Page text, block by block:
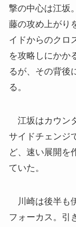
撃の中心は江坂
藤の攻め上がり
イドからのクロ
を攻略しにかか
るが、その背後
る。
江坂はカウン
サイドチェンジ
ど、速い展開を
ていた。
川崎は後半も
フォーカス。引